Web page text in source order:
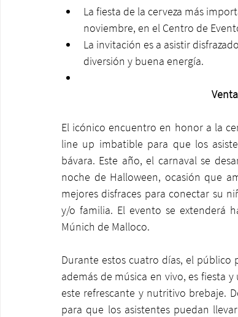
La fiesta de la cerveza más
noviembre, en el Centro de
La invitación es a asistir
diversión y buena energía.
El icónico encuentro en honor a la
line up imbatible para que los
bávara. Este año, el carnaval se
noche de Halloween, ocasión que
mejores disfraces para conectar su
y/o familia. El evento se extenderá
Múnich de Malloco.
Durante estos cuatro días, el público
además de música en vivo, es fiesta
este refrescante y nutritivo brebaje.
para que los asistentes puedan